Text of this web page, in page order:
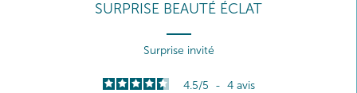
SURPRISE BEAUTÉ ÉCLAT
Surprise invité
4.5/5 - 4 avis